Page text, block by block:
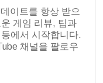
이트를 항상 받으
게임 리뷰, 팁과
에서 시작합니다.
채널을 팔로우